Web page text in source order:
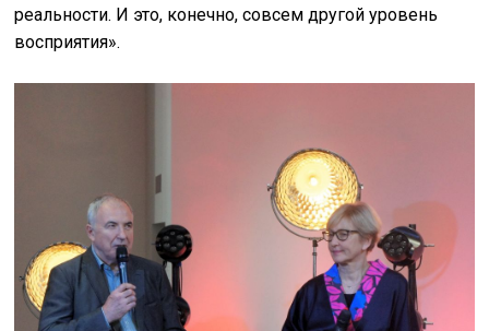
реальности. И это, конечно, совсем другой уровень
восприятия».